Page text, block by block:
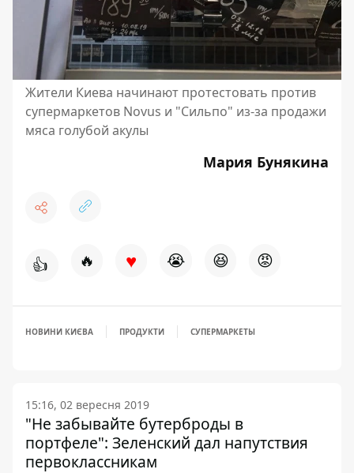
Жители Киева начинают протестовать против
супермаркетов Novus и "Сильпо" из-за продажи
мяса голубой акулы
Мария Бунякина
👍 🔥 ♥ 😭 😆 😡
НОВИНИ КИЄВА ПРОДУКТИ СУПЕРМАРКЕТЫ
15:16, 02 вересня 2019
"Не забывайте бутерброды в
портфеле": Зеленский дал напутствия
первоклассникам